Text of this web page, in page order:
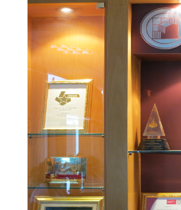
ความรู้เรื่องกระดาษ